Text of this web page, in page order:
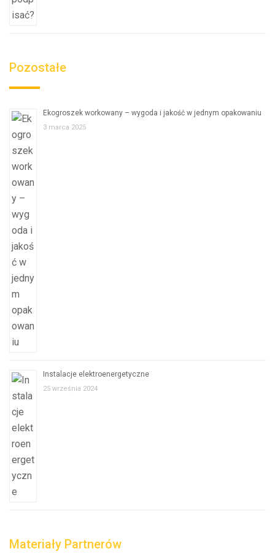
Pozostałe
Ekogroszek workowany – wygoda i jakość w jednym opakowaniu
3 marca 2025
Instalacje elektroenergetyczne
25 września 2024
Materiały Partnerów